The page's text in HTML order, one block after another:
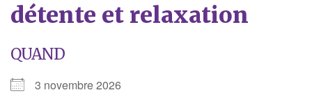
détente et relaxation
QUAND
3 novembre 2026